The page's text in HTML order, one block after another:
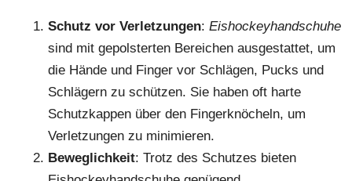
Schutz vor Verletzungen: Eishockeyhandschuhe
sind mit gepolsterten Bereichen ausgestattet, um
die Hände und Finger vor Schlägen, Pucks und
Schlägern zu schützen. Sie haben oft harte
Schutzkappen über den Fingerknöcheln, um
Verletzungen zu minimieren.
Beweglichkeit: Trotz des Schutzes bieten